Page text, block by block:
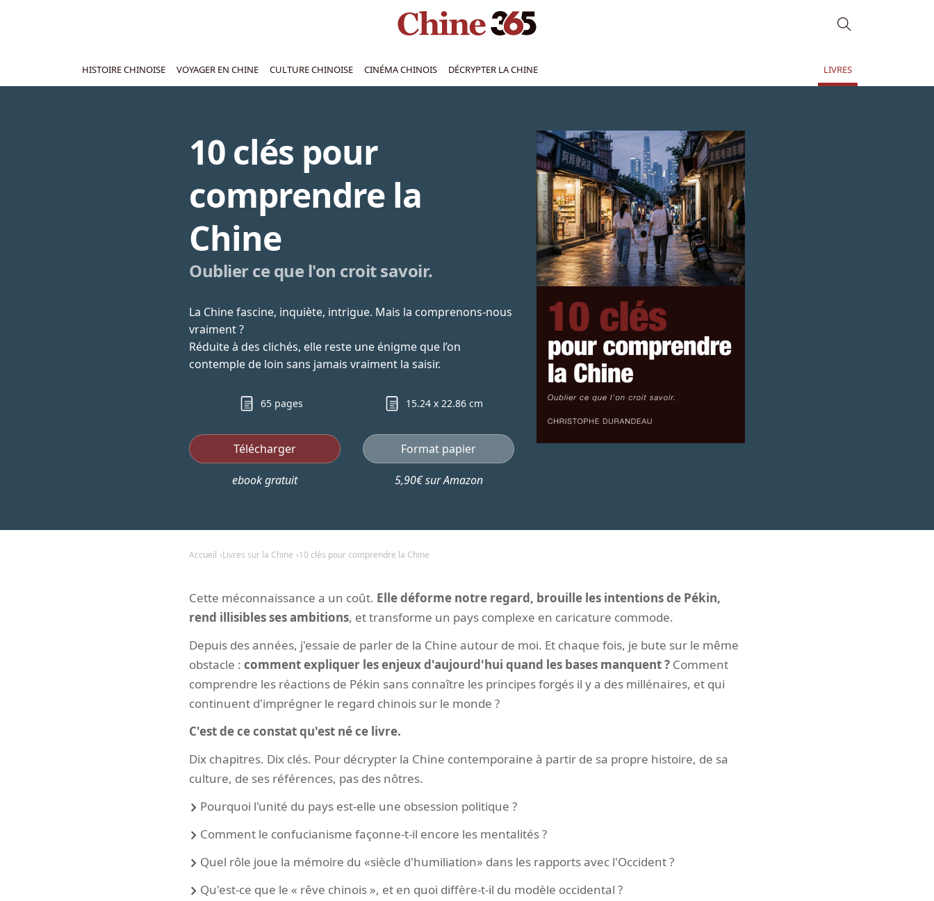
HISTOIRE CHINOISE VOYAGER EN CHINE CULTURE CHINOISE CINÉMA CHINOIS DÉCRYPTER LA CHINE LIVRES
10 clés pour
comprendre la
Chine
Oublier ce que l'on croit savoir.
La Chine fascine, inquiète, intrigue. Mais la comprenons-nous
vraiment ?
Réduite à des clichés, elle reste une énigme que l’on
contemple de loin sans jamais vraiment la saisir.
65 pages 15.24 x 22.86 cm
Télécharger
ebook gratuit
Format papier
5,90€ sur Amazon
Accueil Livres sur la Chine 10 clés pour comprendre la Chine
Cette méconnaissance a un coût. Elle déforme notre regard, brouille les intentions de Pékin,
rend illisibles ses ambitions, et transforme un pays complexe en caricature commode.
Depuis des années, j'essaie de parler de la Chine autour de moi. Et chaque fois, je bute sur le même
obstacle : comment expliquer les enjeux d'aujourd'hui quand les bases manquent ? Comment
comprendre les réactions de Pékin sans connaître les principes forgés il y a des millénaires, et qui
continuent d'imprégner le regard chinois sur le monde ?
C'est de ce constat qu'est né ce livre.
Dix chapitres. Dix clés. Pour décrypter la Chine contemporaine à partir de sa propre histoire, de sa
culture, de ses références, pas des nôtres.
Pourquoi l'unité du pays est-elle une obsession politique ?
Comment le confucianisme façonne-t-il encore les mentalités ?
Quel rôle joue la mémoire du «siècle d'humiliation» dans les rapports avec l'Occident ?
Qu'est-ce que le « rêve chinois », et en quoi diffère-t-il du modèle occidental ?